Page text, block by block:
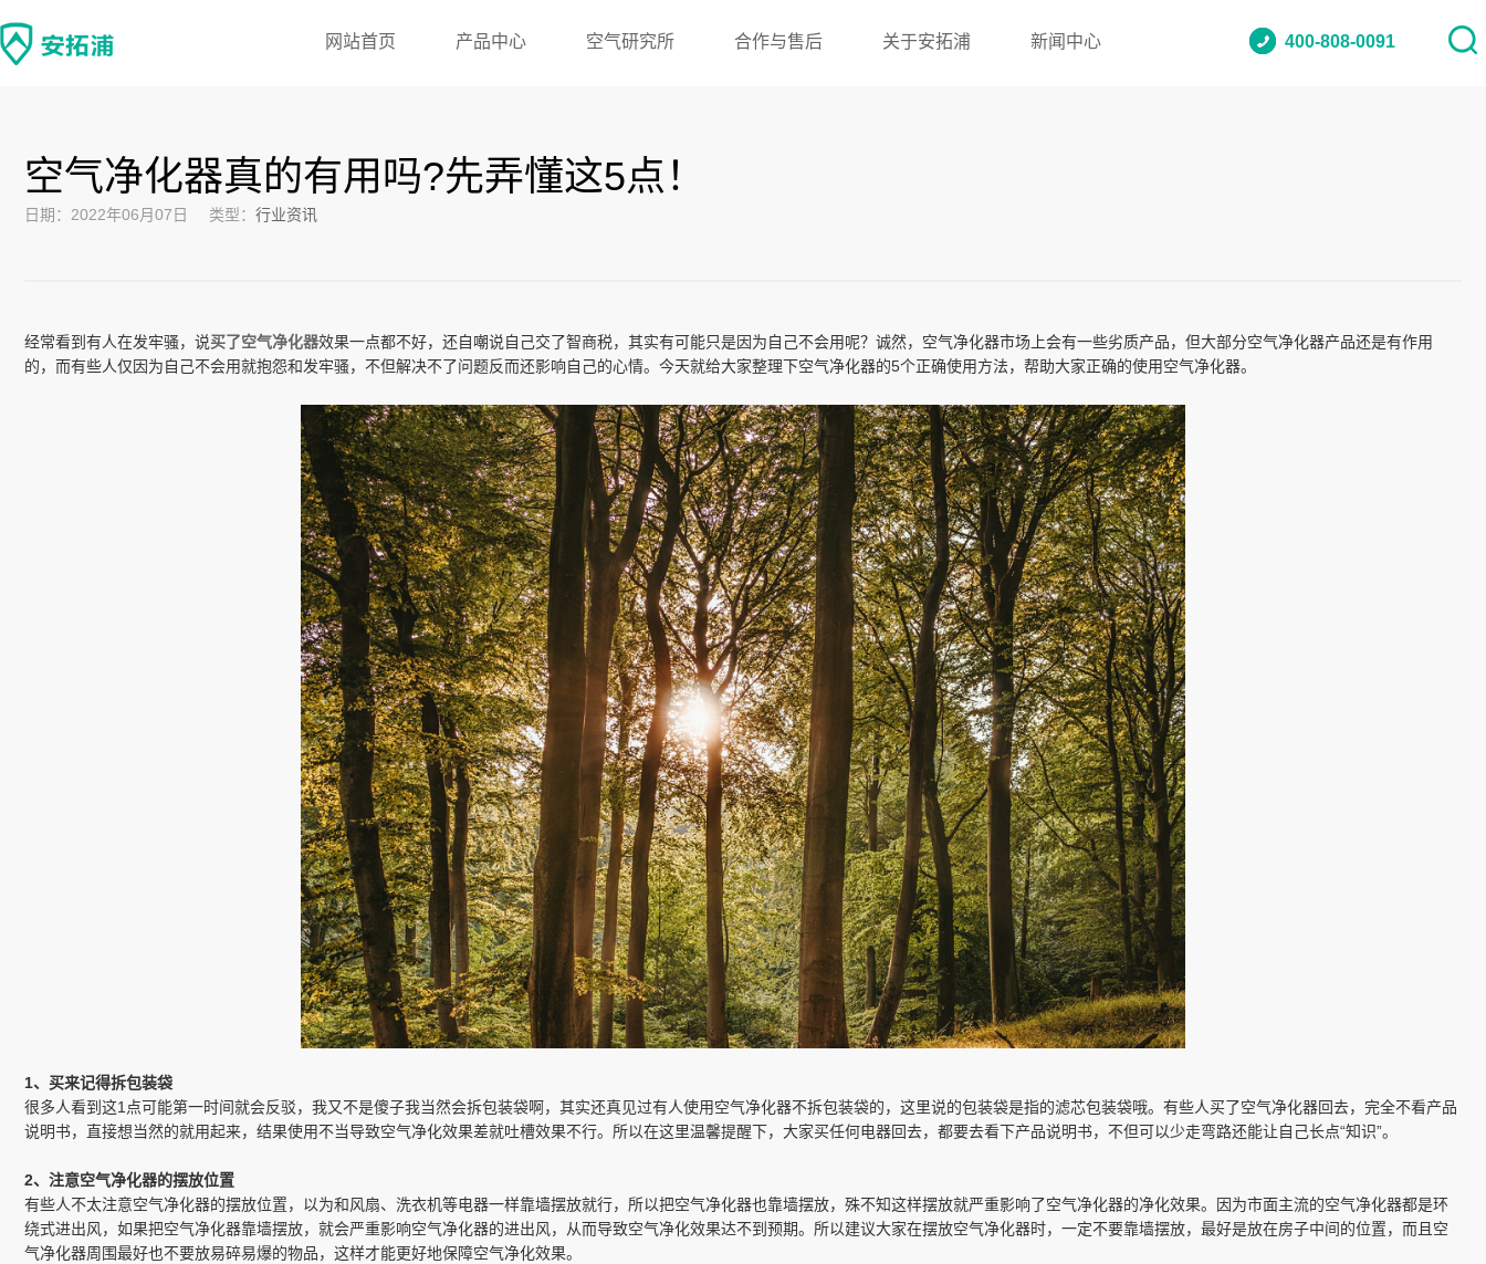
400-808-0091
网站首页 产品中心 空气研究所 合作与售后 关于安拓浦 新闻中心
空气净化器真的有用吗?先弄懂这5点！
日期：2022年06月07日 类型： 行业资讯
经常看到有人在发牢骚，说买了空气净化器效果一点都不好，还自嘲说自己交了智商税，其实有可能只是因为自己不会用呢？诚然，空气净化器市场上会有一些劣质产品，但大部分空气净化器产品还是有作用
的，而有些人仅因为自己不会用就抱怨和发牢骚，不但解决不了问题反而还影响自己的心情。今天就给大家整理下空气净化器的5个正确使用方法，帮助大家正确的使用空气净化器。
1、买来记得拆包装袋
很多人看到这1点可能第一时间就会反驳，我又不是傻子我当然会拆包装袋啊，其实还真见过有人使用空气净化器不拆包装袋的，这里说的包装袋是指的滤芯包装袋哦。有些人买了空气净化器回去，完全不看产品
说明书，直接想当然的就用起来，结果使用不当导致空气净化效果差就吐槽效果不行。所以在这里温馨提醒下，大家买任何电器回去，都要去看下产品说明书，不但可以少走弯路还能让自己长点“知识”。
2、注意空气净化器的摆放位置
有些人不太注意空气净化器的摆放位置，以为和风扇、洗衣机等电器一样靠墙摆放就行，所以把空气净化器也靠墙摆放，殊不知这样摆放就严重影响了空气净化器的净化效果。因为市面主流的空气净化器都是环
绕式进出风，如果把空气净化器靠墙摆放，就会严重影响空气净化器的进出风，从而导致空气净化效果达不到预期。所以建议大家在摆放空气净化器时，一定不要靠墙摆放，最好是放在房子中间的位置，而且空
气净化器周围最好也不要放易碎易爆的物品，这样才能更好地保障空气净化效果。